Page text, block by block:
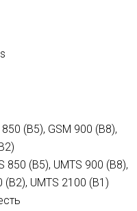
850 (B5), GSM 900 (B8),
850 (B5), UMTS 900 (B8),
(B2), UMTS 2100 (B1)